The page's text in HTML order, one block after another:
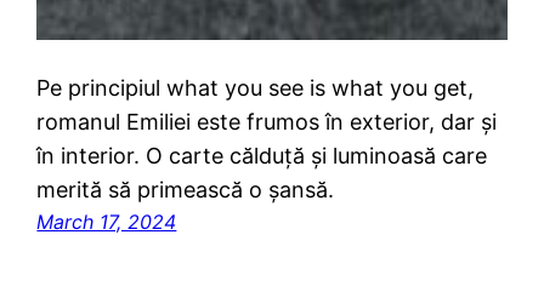
Pe principiul what you see is what you get,
romanul Emiliei este frumos în exterior, dar și
în interior. O carte călduță și luminoasă care
merită să primească o șansă.
March 17, 2024